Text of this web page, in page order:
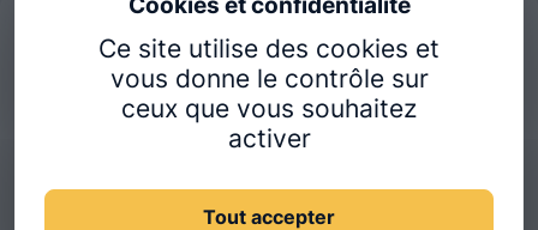
Ce site utilise des cookies et
vous donne le contrôle sur
ceux que vous souhaitez
activer
Tout accepter